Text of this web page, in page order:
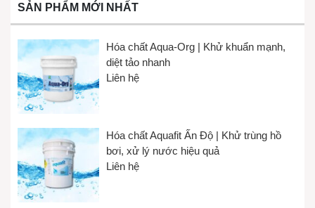
SẢN PHẨM MỚI NHẤT
Hóa chất Aqua-Org | Khử khuẩn mạnh,
diệt tảo nhanh
Liên hệ
Hóa chất Aquafit Ấn Độ | Khử trùng hồ
bơi, xử lý nước hiệu quả
Liên hệ